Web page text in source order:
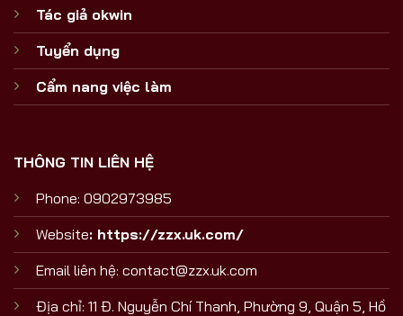
Tác giả okwin
Tuyển dụng
Cẩm nang việc làm
THÔNG TIN LIÊN HỆ
Phone: 0902973985
Website: https://zzx.uk.com/
Email liên hệ: contact@zzx.uk.com
Địa chỉ: 11 Đ. Nguyễn Chí Thanh, Phường 9, Quận 5, Hồ